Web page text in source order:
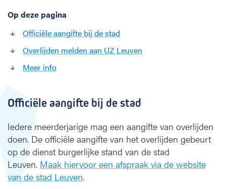
Op deze pagina
Officiële aangifte bij de stad
Overlijden melden aan UZ Leuven
Meer info
Officiële aangifte bij de stad
Iedere meerderjarige mag een aangifte van overlijden
doen. De officiële aangifte van het overlijden gebeurt
op de dienst burgerlijke stand van de stad
Leuven. Maak hiervoor een afspraak via de website
van de stad Leuven.